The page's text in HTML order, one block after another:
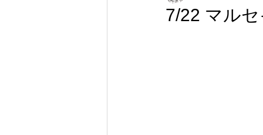
7/22 マル